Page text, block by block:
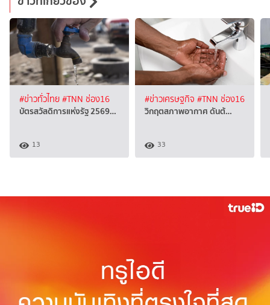
#ข่าวทั่วไทย#TNN ช่อง16
บัตรสวัสดิการแห่งรัฐ 2569…
13
#ข่าวเศรษฐกิจ #TNN ช่อง16
วิกฤตสภาพอากาศ ดันต้…
33